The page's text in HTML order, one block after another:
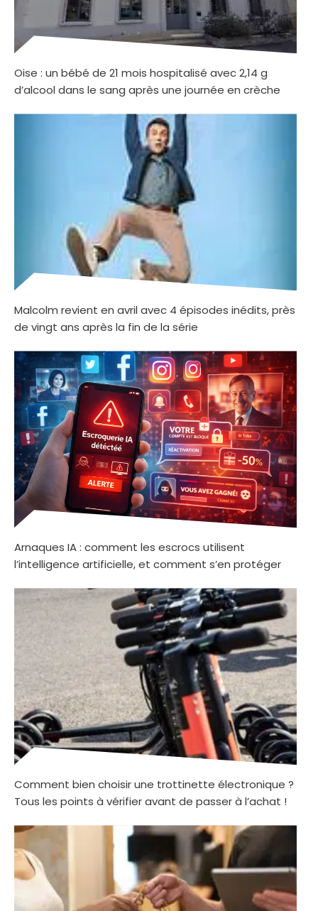
Oise : un bébé de 21 mois hospitalisé avec 2,14 g
d’alcool dans le sang après une journée en crèche
Malcolm revient en avril avec 4 épisodes inédits, près
de vingt ans après la fin de la série
Arnaques IA : comment les escrocs utilisent
l’intelligence artificielle, et comment s’en protéger
Comment bien choisir une trottinette électronique ?
Tous les points à vérifier avant de passer à l’achat !